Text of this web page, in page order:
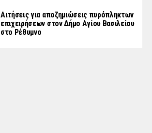
Αιτήσεις για αποζημιώσεις πυρόπληκτων
επιχειρήσεων στον Δήμο Αγίου Βασιλείου
στο Ρέθυμνο